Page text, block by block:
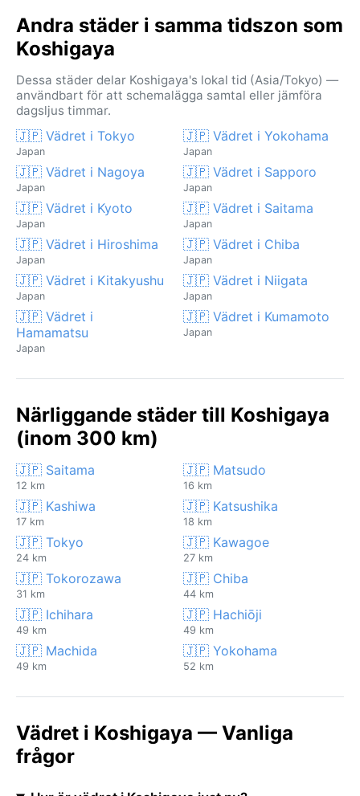
Andra städer i samma tidszon som
Koshigaya
Dessa städer delar Koshigaya's lokal tid (Asia/Tokyo) —
användbart för att schemalägga samtal eller jämföra
dagsljus timmar.
🇯🇵 Vädret i Tokyo
Japan
🇯🇵 Vädret i Yokohama
Japan
🇯🇵 Vädret i Nagoya
Japan
🇯🇵 Vädret i Sapporo
Japan
🇯🇵 Vädret i Kyoto
Japan
🇯🇵 Vädret i Saitama
Japan
🇯🇵 Vädret i Hiroshima
Japan
🇯🇵 Vädret i Chiba
Japan
🇯🇵 Vädret i Kitakyushu
Japan
🇯🇵 Vädret i Niigata
Japan
🇯🇵 Vädret i
Hamamatsu
Japan
🇯🇵 Vädret i Kumamoto
Japan
Närliggande städer till Koshigaya
(inom 300 km)
🇯🇵 Saitama
12 km
🇯🇵 Matsudo
16 km
🇯🇵 Kashiwa
17 km
🇯🇵 Katsushika
18 km
🇯🇵 Tokyo
24 km
🇯🇵 Kawagoe
27 km
🇯🇵 Tokorozawa
31 km
🇯🇵 Chiba
44 km
🇯🇵 Ichihara
49 km
🇯🇵 Hachiōji
49 km
🇯🇵 Machida
49 km
🇯🇵 Yokohama
52 km
Vädret i Koshigaya — Vanliga
frågor